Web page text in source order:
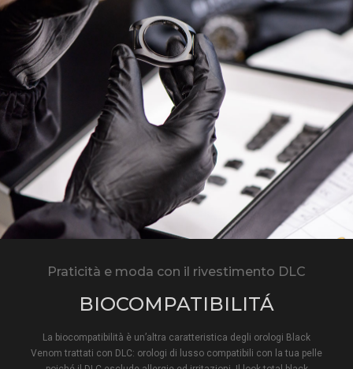
Praticità e moda con il rivestimento DLC
BIOCOMPATIBILITÁ
La biocompatibilità è un’altra caratteristica degli orologi Black
Venom trattati con DLC: orologi di lusso compatibili con la tua pelle